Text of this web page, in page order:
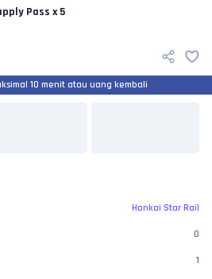
Pass x 5
10 menit atau uang kembali
Honkai Star Rail
0
1